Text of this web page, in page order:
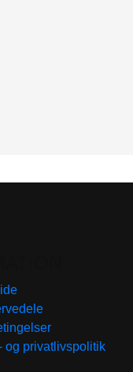
og privatlivspolitik